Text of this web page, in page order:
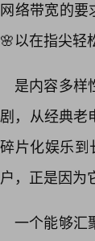
络带宽的要
以在指尖轻
是内容多样
，从经典老
片化娱乐到
，正是因为
一个能够汇